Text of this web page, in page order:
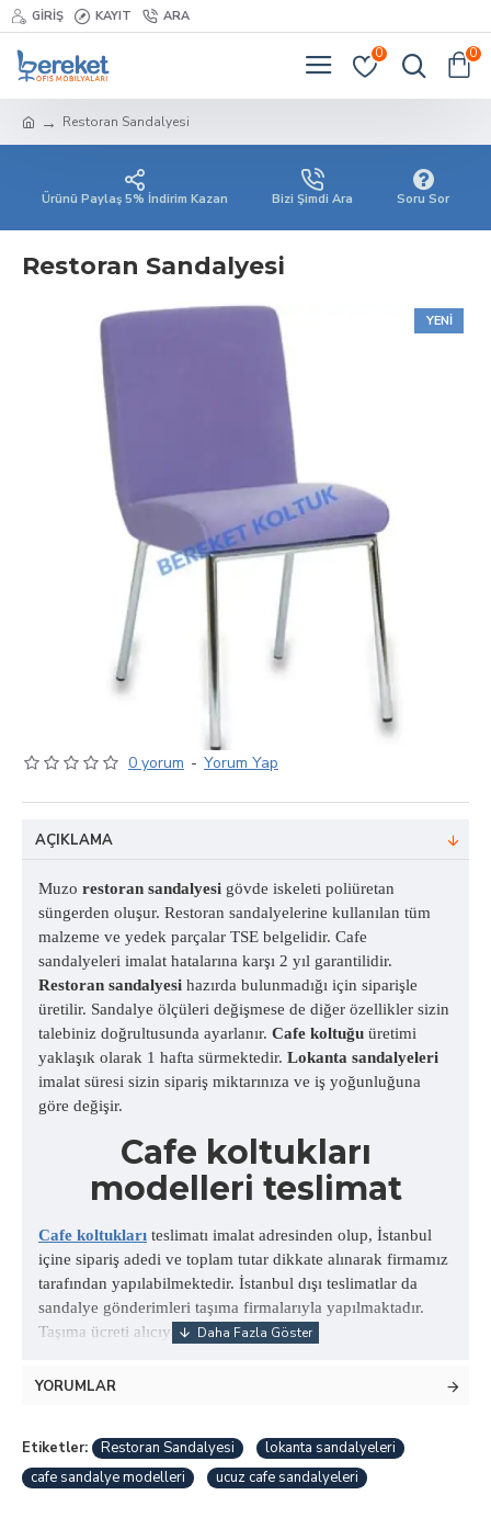
GIRIŞ KAYIT ARA
0 0
Restoran Sandalyesi
Ürünü Paylaş 5% İndirim Kazan Bizi Şimdi Ara Soru Sor
Restoran Sandalyesi
YENI
0 yorum - Yorum Yap
AÇIKLAMA
Muzo restoran sandalyesi gövde iskeleti poliüretan
süngerden oluşur. Restoran sandalyelerine kullanılan tüm
malzeme ve yedek parçalar TSE belgelidir. Cafe
sandalyeleri imalat hatalarına karşı 2 yıl garantilidir.
Restoran sandalyesi hazırda bulunmadığı için siparişle
üretilir. Sandalye ölçüleri değişmese de diğer özellikler sizin
talebiniz doğrultusunda ayarlanır. Cafe koltuğu üretimi
yaklaşık olarak 1 hafta sürmektedir. Lokanta sandalyeleri
imalat süresi sizin sipariş miktarınıza ve iş yoğunluğuna
göre değişir.
Cafe koltukları
modelleri teslimat
Cafe koltukları teslimatı imalat adresinden olup, İstanbul
içine sipariş adedi ve toplam tutar dikkate alınarak firmamız
tarafından yapılabilmektedir. İstanbul dışı teslimatlar da
sandalye gönderimleri taşıma firmalarıyla yapılmaktadır.
Taşıma ücreti alıcıya aittir.
YORUMLAR
Etiketler: Restoran Sandalyesi
lokanta sandalyeleri
cafe sandalye modelleri
ucuz cafe sandalyeleri